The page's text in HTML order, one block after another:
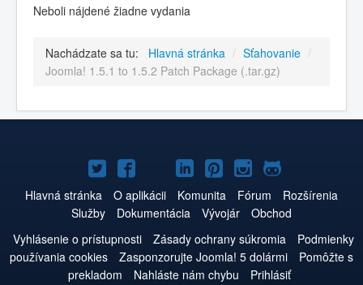
Neboli nájdené žiadne vydania
Nachádzate sa tu: Hlavná stránka / Sťahovanie /
Joomla! 1.5.1 to 1.5.2 Patch Package (.tar.gz)
Joomla!
na
Twitteri
Joomla!
na
Facebooku
Joomla!
na
YouTube
Joomla!
na
LinkedIn
Joomla!
na
Pinterest
Joomla!
na
Instagrame
Joomla!
na
GitHub
Hlavná stránka O aplikácii Komunita Fórum
Rozšírenia
Služby
Dokumentácia Vývojár
Obchod
Vyhlásenie o prístupnosti
Zásady ochrany súkromia
Podmienky
používania cookies
Zasponzorujte Joomla! 5 dolármi
Pomôžte s
prekladom
Nahláste nám chybu Prihlásiť